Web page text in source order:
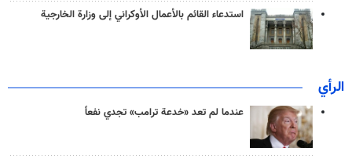
استدعاء القائم بالأعمال الأوكراني إلى وزارة الخارجية
الرأي
عندما لم تعد «خدعة ترامب» تجدي نفعاً